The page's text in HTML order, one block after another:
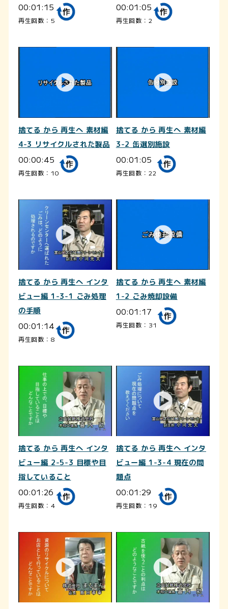
00:01:15
再生回数：5
00:01:05
再生回数：2
捨てる から 再生へ 素材編
4-3 リサイクルされた製品
00:00:45
再生回数：10
捨てる から 再生へ 素材編
3-2 缶選別施設
00:01:05
再生回数：22
捨てる から 再生へ インタ
ビュー編 1-3-1 ごみ処理
の手順
00:01:14
再生回数：8
捨てる から 再生へ 素材編
1-2 ごみ焼却設備
00:01:17
再生回数：31
捨てる から 再生へ インタ
ビュー編 2-5-3 目標や目
指していること
00:01:26
再生回数：4
捨てる から 再生へ インタ
ビュー編 1-3-4 現在の問
題点
00:01:29
再生回数：19